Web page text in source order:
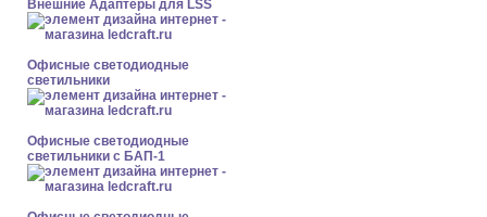
Внешние Адаптеры для LSS
Офисные светодиодные
светильники
Офисные светодиодные
светильники с БАП-1